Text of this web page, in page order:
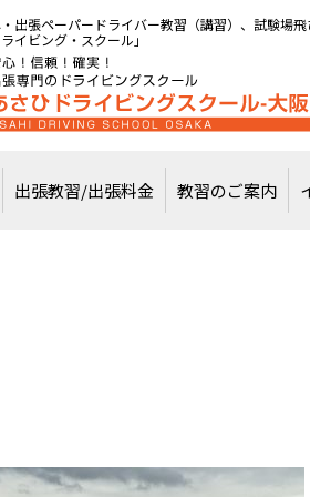
出張ペーパードライバー教習（講習）、試験場
イビング・スクール」
出張教習/出張料金 教習のご案内